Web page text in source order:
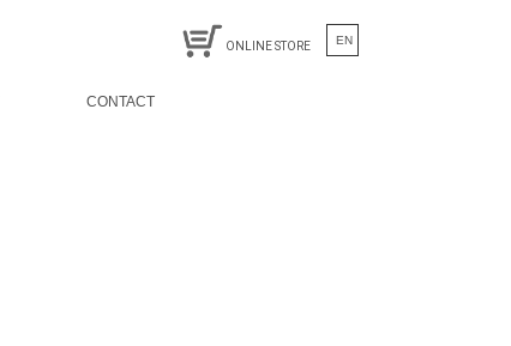
CONTACT
ONLINE STORE EN